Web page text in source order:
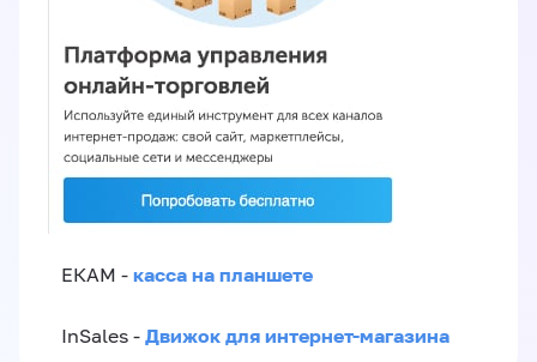
ЕКАМ - касса на планшете
InSales - Движок для интернет-магазина